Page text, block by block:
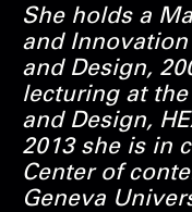
She holds a
and
and Design,
lecturing at
and Design,
2013 she is in
Center of
Geneva